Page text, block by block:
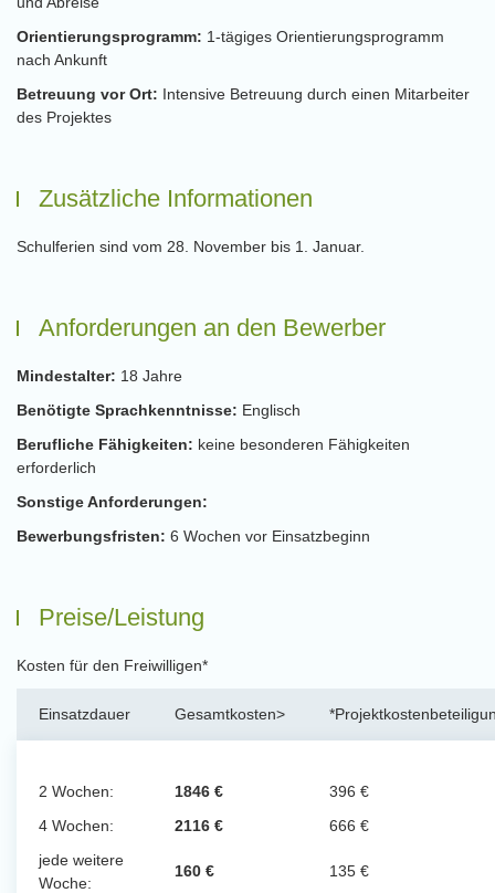
Orientierungsprogramm: 1-tägiges Orientierungsprogramm
nach Ankunft
Betreuung vor Ort: Intensive Betreuung durch einen Mitarbeiter
des Projektes
Zusätzliche Informationen
Schulferien sind vom 28. November bis 1. Januar.
Anforderungen an den Bewerber
Mindestalter: 18 Jahre
Benötigte Sprachkenntnisse: Englisch
Berufliche Fähigkeiten: keine besonderen Fähigkeiten
erforderlich
Sonstige Anforderungen:
Bewerbungsfristen: 6 Wochen vor Einsatzbeginn
Preise/Leistung
Kosten für den Freiwilligen*
Einsatzdauer Gesamtkosten>
2 Wochen: 1846 €
396 €
4 Wochen:
2116 €
666 €
jede weitere
Woche:
160 € 135 €